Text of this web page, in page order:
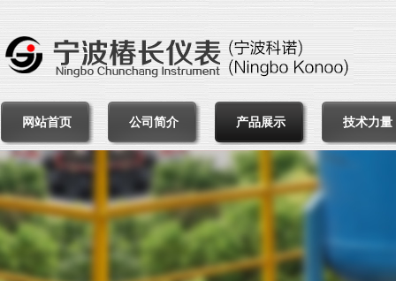
网站首页 公司简介 产品展示 技术力量